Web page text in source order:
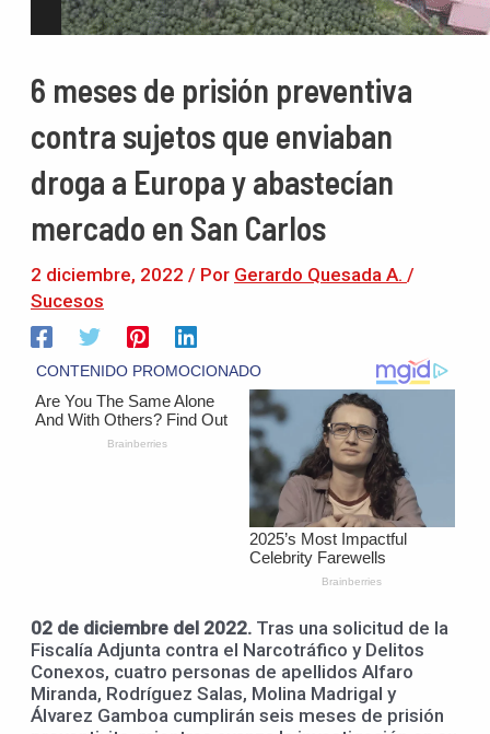
6 meses de prisión preventiva
contra sujetos que enviaban
droga a Europa y abastecían
mercado en San Carlos
2 diciembre, 2022 / Por Gerardo Quesada A. /
Sucesos
02 de diciembre del 2022. Tras una solicitud de la
Fiscalía Adjunta contra el Narcotráfico y Delitos
Conexos, cuatro personas de apellidos Alfaro
Miranda, Rodríguez Salas, Molina Madrigal y
Álvarez Gamboa cumplirán seis meses de prisión